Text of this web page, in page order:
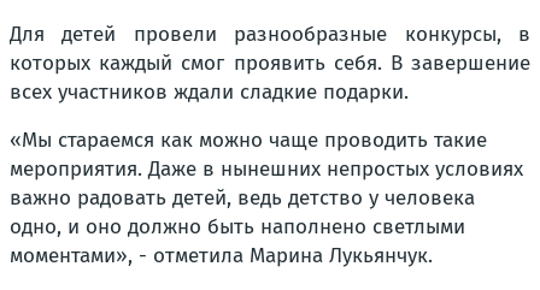
Для детей провели разнообразные конкурсы, в
которых каждый смог проявить себя. В завершение
всех участников ждали сладкие подарки.
«Мы стараемся как можно чаще проводить такие
мероприятия. Даже в нынешних непростых условиях
важно радовать детей, ведь детство у человека
одно, и оно должно быть наполнено светлыми
моментами», - отметила Марина Лукьянчук.